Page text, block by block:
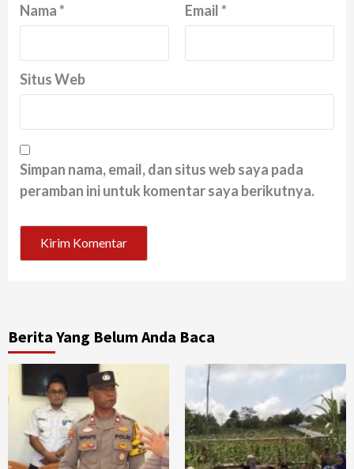
Nama* Email*
Situs Web
Simpan nama, email, dan situs web saya pada
peramban ini untuk komentar saya berikutnya.
Berita Yang Belum Anda Baca